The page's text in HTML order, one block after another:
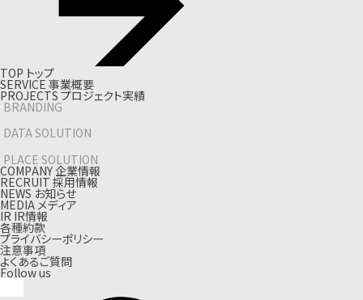
TOP トップ
SERVICE 事業概要
PROJECTS プロジェクト実績
BRANDING
DATA SOLUTION
PLACE SOLUTION
COMPANY企業情報
RECRUIT 採用情報
NEWS お知らせ
MEDIA メディア
IR IR情報
各種約款
プライバシーポリシー
注意事項
よくあるご質問
Follow us